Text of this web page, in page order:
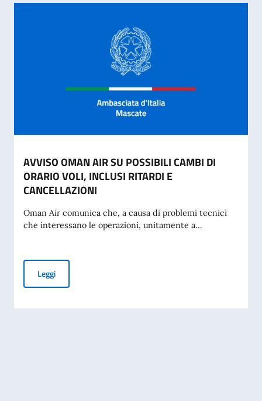
AVVISO OMAN AIR SU POSSIBILI CAMBI DI
ORARIO VOLI, INCLUSI RITARDI E
CANCELLAZIONI
Oman Air comunica che, a causa di problemi tecnici
che interessano le operazioni, unitamente a...
LeggiAVVISO OMAN AIR SU POSSIBILI CAMBI DI ORARIO VOLI,